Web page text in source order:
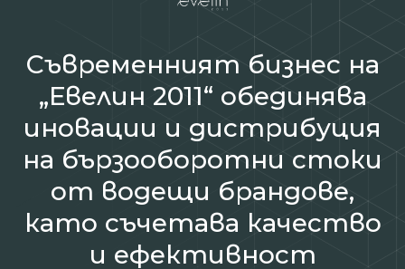
Съвременният бизнес на
„Евелин 2011“ обединява
иновации и дистрибуция
на бързооборотни стоки
от водещи брандове,
като съчетава качество
и ефективност